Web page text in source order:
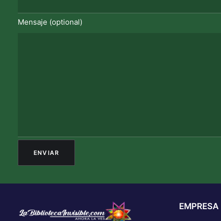
Mensaje (optional)
EMPRESA